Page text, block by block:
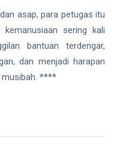
asap, para petugas itu
sering kali
bantuan terdengar,
dan menjadi harapan
musibah. ****